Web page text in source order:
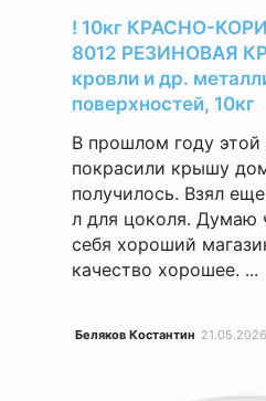
! 10кг КРАСНО-
8012 РЕЗИНОВАЯ
кровли и др.
поверхностей, 10кг
В прошлом году этой
покрасили крышу
получилось. Взял
л для цоколя. Думаю
себя хороший
качество хорошее. ...
Беляков Костантин 21.05.2026